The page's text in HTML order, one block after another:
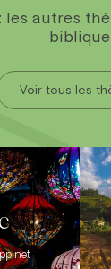
les autres
biblique
Voir tous les